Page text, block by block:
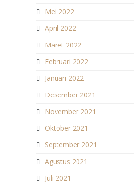
Mei 2022
April 2022
Maret 2022
Februari 2022
Januari 2022
Desember 2021
November 2021
Oktober 2021
September 2021
Agustus 2021
Juli 2021